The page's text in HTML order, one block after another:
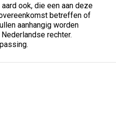
ook, die een aan deze
betreffen of
aanhangig worden
rechter.